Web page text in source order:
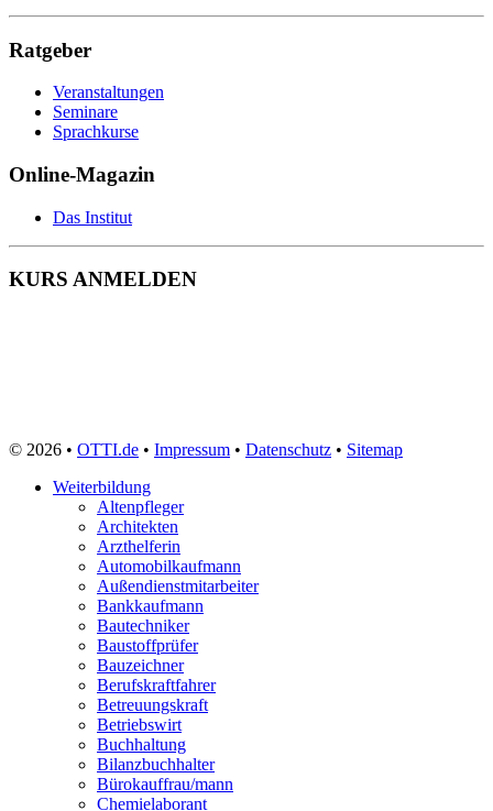
Ratgeber
Veranstaltungen
Seminare
Sprachkurse
Online-Magazin
Das Institut
KURS ANMELDEN
© 2026 • OTTI.de • Impressum • Datenschutz • Sitemap
Weiterbildung
Altenpfleger
Architekten
Arzthelferin
Automobilkaufmann
Außendienstmitarbeiter
Bankkaufmann
Bautechniker
Baustoffprüfer
Bauzeichner
Berufskraftfahrer
Betreuungskraft
Betriebswirt
Buchhaltung
Bilanzbuchhalter
Bürokauffrau/mann
Chemielaborant